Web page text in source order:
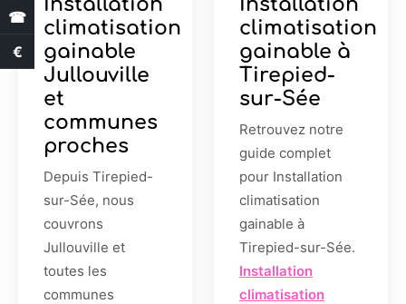
Installation
climatisation
gainable
Jullouville
et
communes
proches
Depuis Tirepied-
sur-Sée, nous
couvrons
Jullouville et
toutes les
communes
Installation
climatisation
gainable à
Tirepied-
sur-Sée
Retrouvez notre
guide complet
pour Installation
climatisation
gainable à
Tirepied-sur-Sée.
Installation
climatisation
☎
€
Estimation des aides